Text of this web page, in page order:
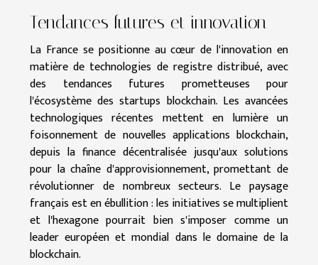
Tendances futures et innovation
La France se positionne au cœur de l'innovation en
matière de technologies de registre distribué, avec
des tendances futures prometteuses pour
l'écosystème des startups blockchain. Les avancées
technologiques récentes mettent en lumière un
foisonnement de nouvelles applications blockchain,
depuis la finance décentralisée jusqu'aux solutions
pour la chaîne d'approvisionnement, promettant de
révolutionner de nombreux secteurs. Le paysage
français est en ébullition : les initiatives se multiplient
et l'hexagone pourrait bien s'imposer comme un
leader européen et mondial dans le domaine de la
blockchain.